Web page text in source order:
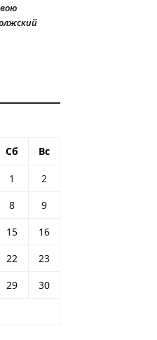
Сб Вс
1
2
8
9
15
16
22
23
29
30